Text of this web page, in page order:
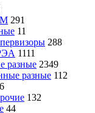
291
11
288
1111
разные 2349
разные 112
132
44